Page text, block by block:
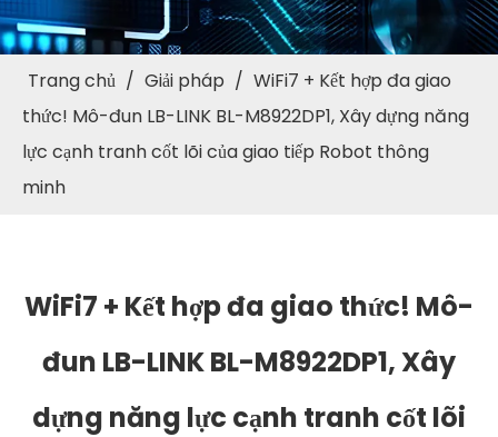
Trang chủ / Giải pháp / WiFi7 + Kết hợp đa giao
thức! Mô-đun LB-LINK BL-M8922DP1, Xây dựng năng
lực cạnh tranh cốt lõi của giao tiếp Robot thông
minh
WiFi7 + Kết hợp đa giao thức! Mô-
đun LB-LINK BL-M8922DP1, Xây
dựng năng lực cạnh tranh cốt lõi